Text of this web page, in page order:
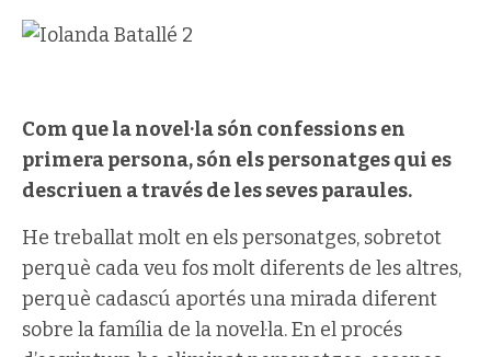
Com que la novel·la són confessions en
primera persona, són els personatges qui es
descriuen a través de les seves paraules.
He treballat molt en els personatges, sobretot
perquè cada veu fos molt diferents de les altres,
perquè cadascú aportés una mirada diferent
sobre la família de la novel·la. En el procés